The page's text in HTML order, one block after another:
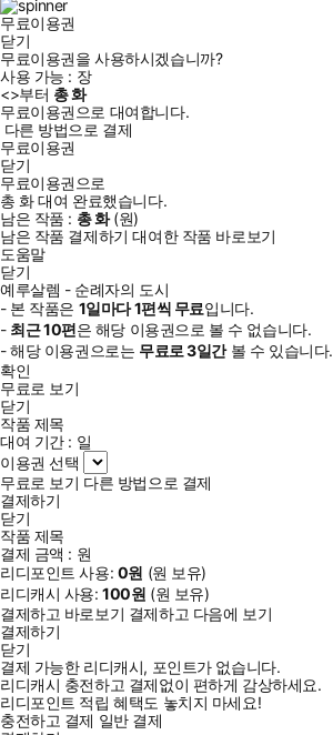
무료이용권
닫기
무료이용권을 사용하시겠습니까?
사용 가능 : 장
<>부터 총화
무료이용권으로 대여합니다.
다른 방법으로 결제
무료이용권
닫기
무료이용권으로
총 화대여 완료했습니다.
남은 작품 : 총화(원)
남은 작품 결제하기 대여한 작품 바로보기
도움말
닫기
예루살렘 - 순례자의 도시
- 본 작품은 1일마다1편씩 무료입니다.
- 최근10편은 해당 이용권으로 볼 수 없습니다.
- 해당 이용권으로는 무료로3일간볼 수 있습니다.
확인
무료로 보기
닫기
작품 제목
대여 기간 : 일
이용권 선택
무료로 보기 다른 방법으로 결제
결제하기
닫기
작품 제목
결제 금액 : 원
리디포인트 사용: 0원 (원 보유)
리디캐시 사용:100원 (원 보유)
결제하고 바로보기 결제하고 다음에 보기
결제하기
닫기
결제 가능한 리디캐시, 포인트가 없습니다.
리디캐시 충전하고 결제없이 편하게 감상하세요.
리디포인트 적립 혜택도 놓치지 마세요!
충전하고 결제 일반 결제